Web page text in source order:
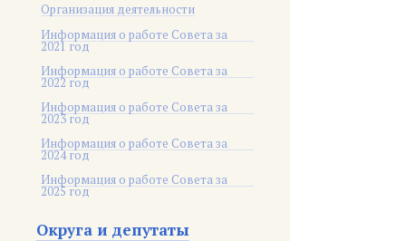
Организация деятельности
Информация о работе Совета за
2021 год
Информация о работе Совета за
2022 год
Информация о работе Совета за
2023 год
Информация о работе Совета за
2024 год
Информация о работе Совета за
2025 год
Округа и депутаты